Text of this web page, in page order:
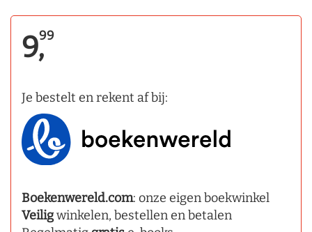
9,99
Je bestelt en rekent af bij:
Boekenwereld.com: onze eigen boekwinkel
Veiligwinkelen, bestellen en betalen